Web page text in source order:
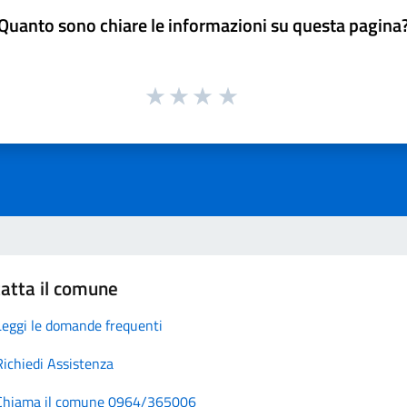
sono chiare le informazioni su questa
il comune
le domande frequenti
Assistenza
il comune 0964/365006